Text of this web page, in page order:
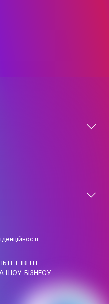
ІВЕНТ
ШОУ-БІЗНЕСУ